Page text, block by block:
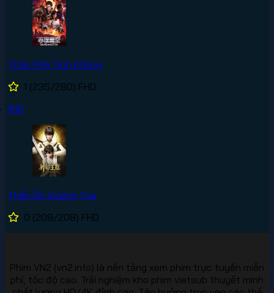
Thôn Phệ Tinh Không
1 (235/280) FHD
#10
Thần Ấn Vương Tọa
0 (208/208) FHD
Phim VN2 (vn2.info) là nền tảng xem phim trực tuyến miễn
phí, tốc độ cao. Trải nghiệm kho phim vietsub thuyết minh